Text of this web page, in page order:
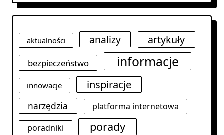
aktualności analizy artykuły
bezpieczeństwo informacje
innowacje inspiracje
narzędzia
platforma internetowa
poradniki
porady